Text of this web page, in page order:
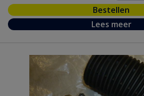
Bestellen
Lees meer